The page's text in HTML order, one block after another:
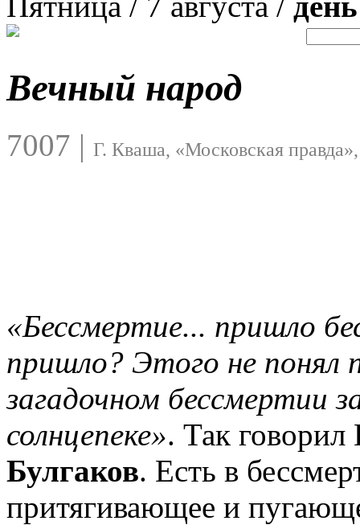
Вечный народ
7007 | Г. Кваша, «Московская
«Бессмертие... пришло
пришло? Этого не понял
загадочном бессмертии
солнцепеке». Так
Булгаков. Есть в
притягивающее и